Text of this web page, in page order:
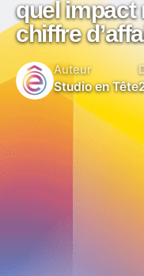
quel impact
chiffre
Auteur
Studio en Tête